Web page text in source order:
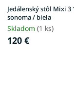
u
k
t
o
Jedálenský stôl Mixi 3
sonoma / biela
Skladom (1 ks)
120 €